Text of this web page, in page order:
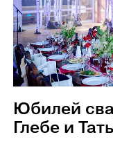
Юбилей
Глебе и